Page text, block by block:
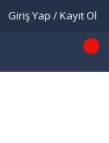
Giriş Yap / Kayıt Ol